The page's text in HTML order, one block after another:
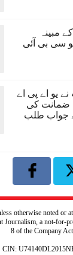
لیک کے مبینہ
سی بی آئی
یو اے پی اے
ضمانت کی
جواب طلب
otherwise noted or
Journalism, a not-for-
8 of the Company
CIN: